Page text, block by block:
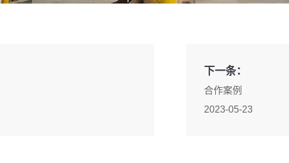
下一条：
合作案例
2023-05-23